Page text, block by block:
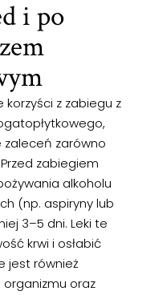
i po
z zabiegu z
zarówno
zabiegiem
alkoholu
(np. aspiryny lub
3–5 dni. Leki te
krwi i osłabić
jest również
oraz